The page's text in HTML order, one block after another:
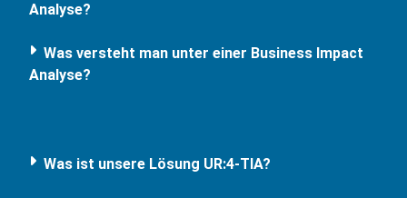
Analyse?
Was versteht man unter einer Business Impact
Analyse?
Was ist unsere Lösung UR:4-TIA?